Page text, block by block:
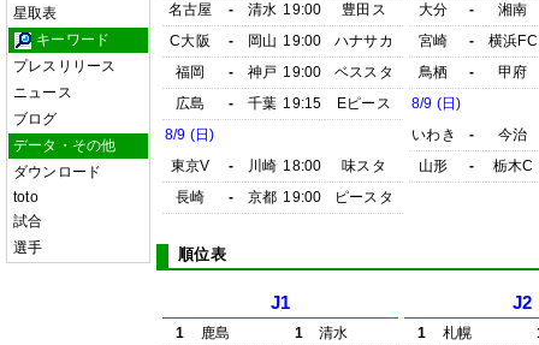
星取表
キーワード
プレスリリース
ニュース
ブログ
データ・その他
ダウンロード
toto
試合
選手
名古屋
- 清水 19:00
豊田ス
C大阪
- 岡山 19:00
ハナサカ
福岡
- 神戸 19:00
ベススタ
広島
- 千葉 19:15
Eピース
8/9 (日)
東京V
- 川崎 18:00
味スタ
長崎
- 京都 19:00 ピースタ
大分
-
湘南
宮崎
-
横浜FC
鳥栖
-
甲府
8/9 (日)
いわき
-
今治
山形
- 栃木C
順位表
J1
1 鹿島 1
清水
J2
1 札幌